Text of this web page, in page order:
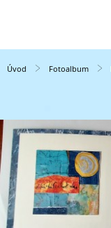
Úvod Fotoalbum